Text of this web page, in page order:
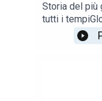
Storia del più
tutti i
carbonio,
mitigazione
adattamento
l'ambiente,